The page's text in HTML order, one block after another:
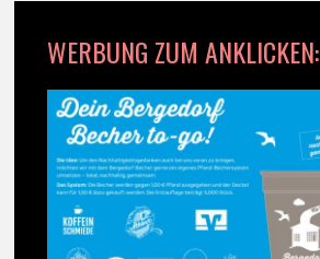
WERBUNG ZUM ANKLICKEN: